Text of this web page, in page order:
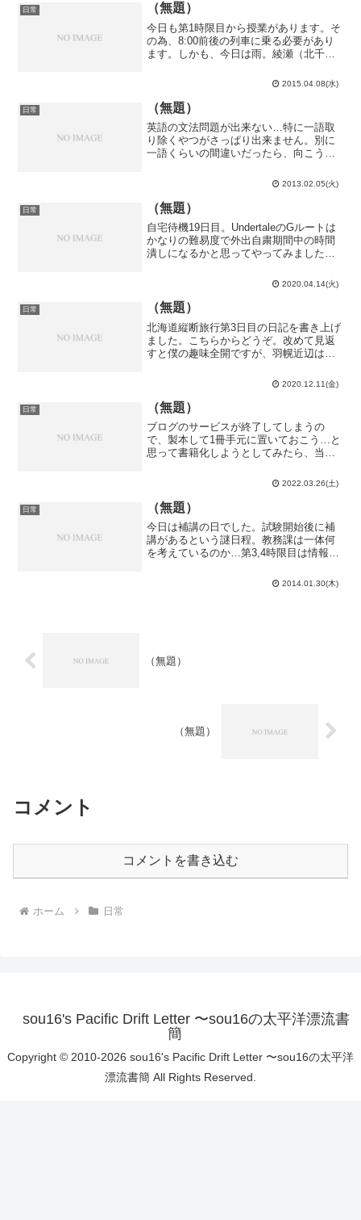
日常 （無題）
今日も第1時限目から授業があります。そ
の為、8:00前後の列車に乗る必要があり
ます。しかも、今日は雨。綾瀬（北千住
ベルの混みっぷり。これが千代田線の通
勤ラッシュか…東大が時間割を変更した
所為で通勤ラッシ...
2015.04.08(水)
日常 （無題）
英語の文法問題が出来ない…特に一語取
り除くやつがさっぱり出来ません。別に
一語くらいの間違いだったら、向こうの
寧ろ、外国人の愛嬌としてウケるかも知
れません。そんな重箱の隅をつつくよう
な…と理系らしからぬ事を...
2013.02.05(火)
日常 （無題）
自宅待機19日目。UndertaleのGルートは
かなりの難易度で外出自粛期間中の時間
潰しになるかと思ってやってみました
30分で終わってしまいました。いや、1つ
2020.04.14(火)
日常 （無題）
北海道縦断旅行第3日目の日記を書き上げ
ました。こちらからどうぞ。改めて見返
すと僕の趣味全開ですが、羽幌近辺は本
す。そういう土地なんです。今日は前に
考えていた案が計算出来そうな雰囲気に
なったので、もう少しで...
2020.12.11(金)
日常 （無題）
ブログのサービスが終了してしまうの
で、製本して1冊手元に置いておこう…と
思って書籍化しようとしてみたら、当然
最大480ページというページ数の上限に阻
まれて手作業で50冊くらいに分冊する必
要があるようです...
2022.03.26(土)
日常 （無題）
今日は補講の日でした。試験開始後に補
講があるという謎日程。教務課は一体何
を考えているのか…第3,4時限目は情報科
全て試験範囲外です。出席するかどうか
少し悩みましたが、勉強を本分とする大
2014.01.30(木)
（無題）
（無題）
コメント
コメントを書き込む
ホーム 日常
sou16's Pacific Drift Letter 〜sou16の太平洋漂流書
簡
Copyright © 2010-2026 sou16's Pacific Drift Letter 〜sou16の太平洋
漂流書簡 All Rights Reserved.